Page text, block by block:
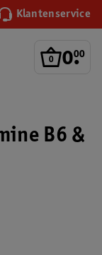
Klantenservice
0.
00
B6 &